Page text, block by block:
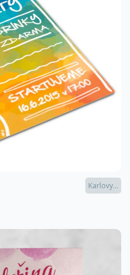
Karlovy...